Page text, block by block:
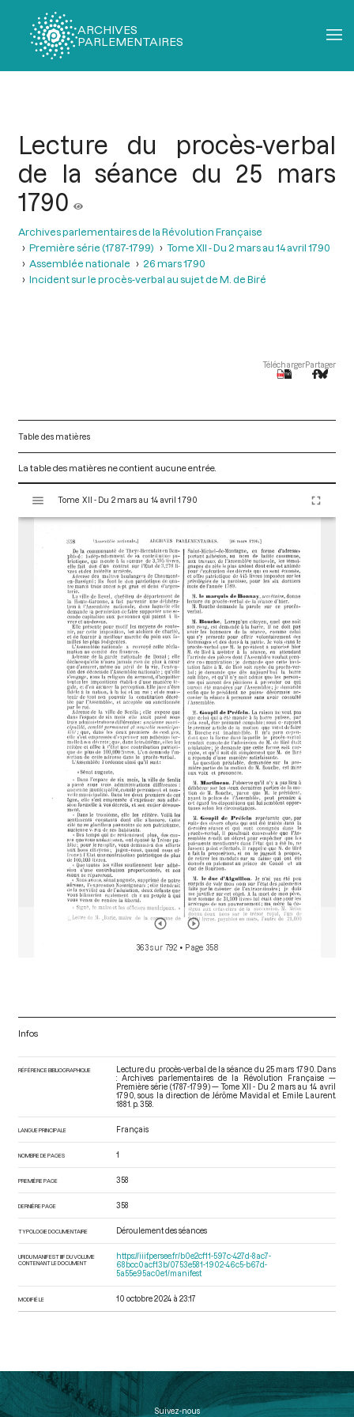
ARCHIVES
PARLEMENTAIRES
Lecture du procès-verbal
de la séance du 25 mars
1790
Archives parlementaires de la Révolution Française
Première série (1787-1799)
Tome XII - Du 2 mars au 14 avril 1790
Assemblée nationale
26 mars 1790
Incident sur le procès-verbal au sujet de M. de Biré
TéléchargerPartager
Table des matières
La table des matières ne contient aucune entrée.
s
Tome XII - Du 2 mars au 14 avril 1790
363 sur 792 • Page 358
Infos
RÉFÉRENCE BIBLIOGRAPHIQUE
Lecture du procès-verbal de la séance du 25 mars 1790. Dans
: Archives parlementaires de la Révolution Française —
Première série (1787-1799) — Tome XII - Du 2 mars au 14 avril
1790 , sous la direction de Jérôme Mavidal et Emile Laurent.
1881. p. 358.
LANGUE PRINCIPALE Français
NOMBRE DE PAGES 1
PREMIÈRE PAGE 358
DERNIÈRE PAGE 358
TYPOLOGIE DOCUMENTAIRE Déroulement des séances
URI DU MANIFEST IIIF DU VOLUME
CONTENANT LE DOCUMENT
https://iiif.persee.fr/b0e2cf11-597c-427d-8ac7-
68bcc0acf13b/0753e581-1902-46c5-b67d-
5a55e95ac0e1/manifest
MODIFIÉ LE 10 octobre 2024 à 23:17
Suivez-nous